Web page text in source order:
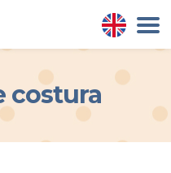
costura